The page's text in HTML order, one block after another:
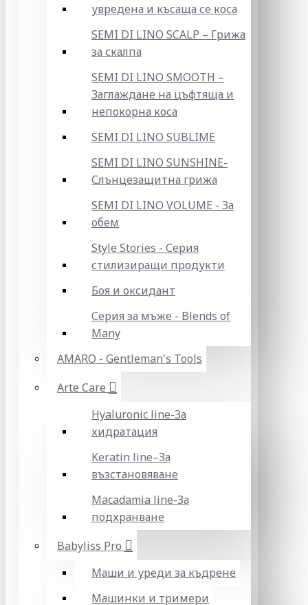
увредена и късаща се коса
SEMI DI LINO SCALP – Грижа
за скалпа
SEMI DI LINO SMOOTH –
Заглаждане на цъфтяща и
непокорна коса
SEMI DI LINO SUBLIME
SEMI DI LINO SUNSHINE-
Слънцезащитна грижа
SEMI DI LINO VOLUME - За
обем
Style Stories - Серия
стилизиращи продукти
Боя и оксидант
Серия за мъже - Blends of
Many
AMARO - Gentleman's Tools
Arte Care
Hyaluronic line-За
хидратация
Keratin line–За
възстановяване
Macadamia line-За
подхранване
Babyliss Pro
Маши и уреди за къдрене
Машинки и тримери